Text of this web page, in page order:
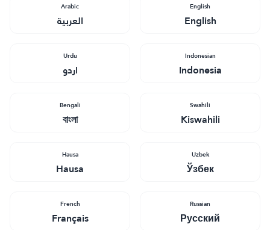
Arabic
العربية
English
English
Urdu
اردو
Indonesian
Indonesia
Bengali
বাংলা
Swahili
Kiswahili
Hausa
Hausa
Uzbek
Ўзбек
French
Français
Russian
Русский